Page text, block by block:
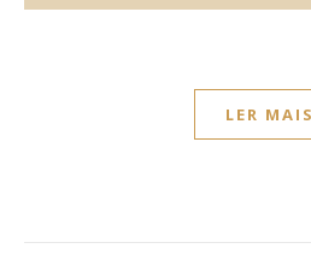
LER MAIS